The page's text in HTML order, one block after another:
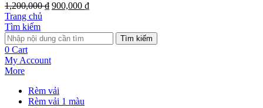
1,200,000₫ 900,000 ₫
Trang chủ
Tìm kiếm
Tìm kiếm
0 Cart
My Account
More
Rèm vải
Rèm vải 1 màu